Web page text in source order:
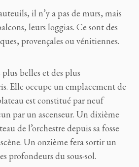
il n’y a pas de murs, mais
leurs loggias. Ce sont des
provençales ou vénitiennes.
plus belles et des plus
Elle occupe un emplacement de
est constitué par neuf
par un ascenseur. Un dixième
de l’orchestre depuis sa fosse
Un onzième fera sortir un
profondeurs du sous-sol.